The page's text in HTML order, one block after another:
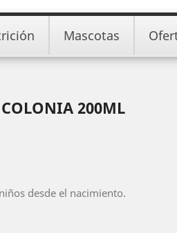
Mascotas
200ML
desde el nacimiento.